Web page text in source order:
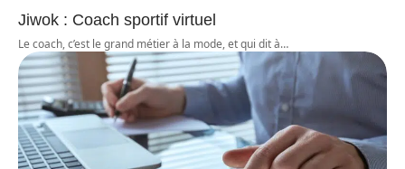
Jiwok : Coach sportif virtuel
Le coach, c’est le grand métier à la mode, et qui dit à…